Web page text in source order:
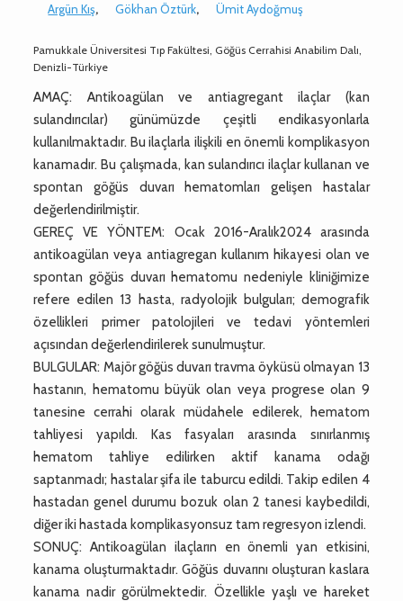
Argün Kış, Gökhan Öztürk, Ümit Aydoğmuş
Pamukkale Üniversitesi Tıp Fakültesi, Göğüs Cerrahisi Anabilim Dalı,
Denizli-Türkiye
AMAÇ: Antikoagülan ve antiagregant ilaçlar (kan
sulandırıcılar) günümüzde çeşitli endikasyonlarla
kullanılmaktadır. Bu ilaçlarla ilişkili en önemli komplikasyon
kanamadır. Bu çalışmada, kan sulandırıcı ilaçlar kullanan ve
spontan göğüs duvarı hematomları gelişen hastalar
değerlendirilmiştir.
GEREÇ VE YÖNTEM: Ocak 2016-Aralık2024 arasında
antikoagülan veya antiagregan kullanım hikayesi olan ve
spontan göğüs duvarı hematomu nedeniyle kliniğimize
refere edilen 13 hasta, radyolojik bulguları; demografik
özellikleri primer patolojileri ve tedavi yöntemleri
açısından değerlendirilerek sunulmuştur.
BULGULAR: Majör göğüs duvarı travma öyküsü olmayan 13
hastanın, hematomu büyük olan veya progrese olan 9
tanesine cerrahi olarak müdahele edilerek, hematom
tahliyesi yapıldı. Kas fasyaları arasında sınırlanmış
hematom tahliye edilirken aktif kanama odağı
saptanmadı; hastalar şifa ile taburcu edildi. Takip edilen 4
hastadan genel durumu bozuk olan 2 tanesi kaybedildi,
diğer iki hastada komplikasyonsuz tam regresyon izlendi.
SONUÇ: Antikoagülan ilaçların en önemli yan etkisini,
kanama oluşturmaktadır. Göğüs duvarını oluşturan kaslara
kanama nadir görülmektedir. Özellikle yaşlı ve hareket